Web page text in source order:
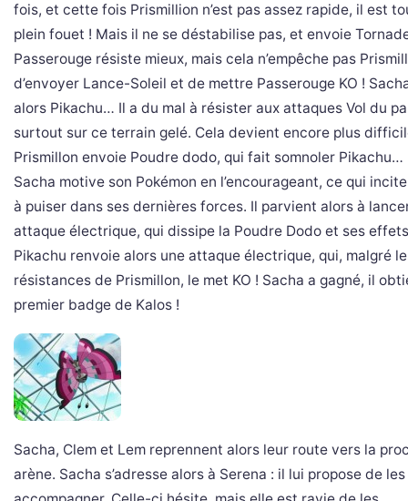
fois, et cette fois Prismillion n’est pas assez rapide, il est
plein fouet ! Mais il ne se déstabilise pas, et envoie
Passerouge résiste mieux, mais cela n’empêche pas
d’envoyer Lance-Soleil et de mettre Passerouge KO !
alors Pikachu… Il a du mal à résister aux attaques Vol du
surtout sur ce terrain gelé. Cela devient encore plus
Prismillon envoie Poudre dodo, qui fait somnoler Pikachu…
Sacha motive son Pokémon en l’encourageant, ce qui
à puiser dans ses dernières forces. Il parvient alors à
attaque électrique, qui dissipe la Poudre Dodo et ses
Pikachu renvoie alors une attaque électrique, qui, malgré
résistances de Prismillon, le met KO ! Sacha a gagné, il
premier badge de Kalos !
Sacha, Clem et Lem reprennent alors leur route vers la
arène. Sacha s’adresse alors à Serena : il lui propose de les